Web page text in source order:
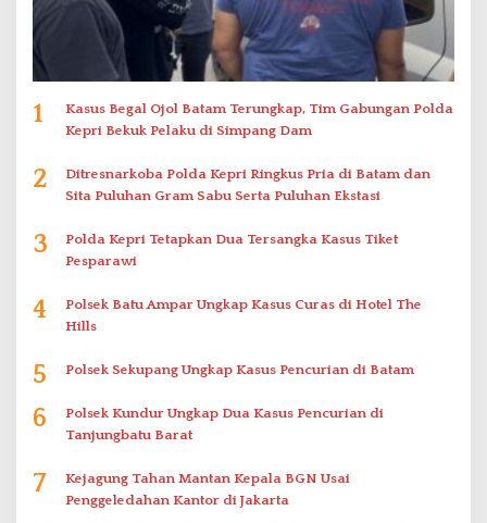
1
Kasus Begal Ojol Batam Terungkap, Tim Gabungan Polda
Kepri Bekuk Pelaku di Simpang Dam
2
Ditresnarkoba Polda Kepri Ringkus Pria di Batam dan
Sita Puluhan Gram Sabu Serta Puluhan Ekstasi
3
Polda Kepri Tetapkan Dua Tersangka Kasus Tiket
Pesparawi
4
Polsek Batu Ampar Ungkap Kasus Curas di Hotel The
Hills
5 Polsek Sekupang Ungkap Kasus Pencurian di Batam
6
Polsek Kundur Ungkap Dua Kasus Pencurian di
Tanjungbatu Barat
7
Kejagung Tahan Mantan Kepala BGN Usai
Penggeledahan Kantor di Jakarta